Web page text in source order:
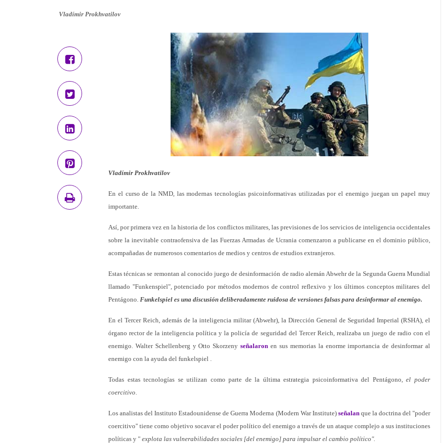
Vladímir Prokhvatilov
Vladímir Prokhvatilov
En el curso de la NMD, las modernas tecnologías psicoinformativas utilizadas por el enemigo juegan un papel muy
importante.
Así, por primera vez en la historia de los conflictos militares, las previsiones de los servicios de inteligencia occidentales
sobre la inevitable contraofensiva de las Fuerzas Armadas de Ucrania comenzaron a publicarse en el dominio público,
acompañadas de numerosos comentarios de medios y centros de estudios extranjeros.
Estas técnicas se remontan al conocido juego de desinformación de radio alemán Abwehr de la Segunda Guerra Mundial
llamado "Funkenspiel", potenciado por métodos modernos de control reflexivo y los últimos conceptos militares del
Pentágono. Funkelspiel es una discusión deliberadamente ruidosa de versiones falsas para desinformar al enemigo.
En el Tercer Reich, además de la inteligencia militar (Abwehr), la Dirección General de Seguridad Imperial (RSHA), el
órgano rector de la inteligencia política y la policía de seguridad del Tercer Reich, realizaba un juego de radio con el
enemigo. Walter Schellenberg y Otto Skorzenyseñalaron en sus memorias la enorme importancia de desinformar al
enemigo con la ayuda del funkelspiel .
Todas estas tecnologías se utilizan como parte de la última estrategia psicoinformativa del Pentágono,el poder
coercitivo.
Los analistas del Instituto Estadounidense de Guerra Moderna (Modern War Institute) señalanque la doctrina del "poder
coercitivo" tiene como objetivo socavar el poder político del enemigo a través de un ataque complejo a sus instituciones
políticas y " explota las vulnerabilidades sociales [del enemigo] para impulsar el cambio político".